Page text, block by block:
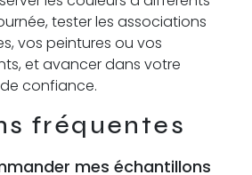
tester les associations
vos peintures ou vos
et avancer dans votre
confiance.
fréquentes
mes échantillons